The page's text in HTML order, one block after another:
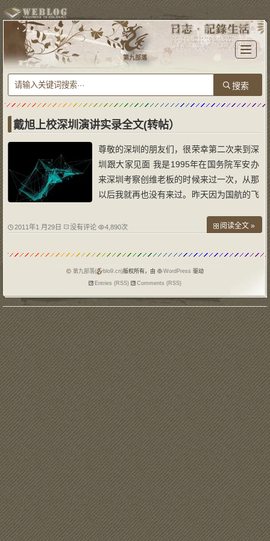
T
o
l
e
n
i
n
第九部落
戴旭上校深圳演讲实录全文(转帖）
尊敬的深圳的朋友们，很荣幸第二次来到深
圳跟大家见面 我是1995年在国务院军安办
来深圳考察创维老板的时候来过一次，从那
以后我就再也没有来过。昨天因为国航的飞
是晚上1：30了，所以已经没有办法再见到
受，深圳还这么年轻，我已经老了。为什么
2011年1 月29日 没有评论 4,890次 阅读全文 »
第九部落( blo9.cn)版权所有，由 WordPress 驱动
Entries (RSS)
Comments (RSS)